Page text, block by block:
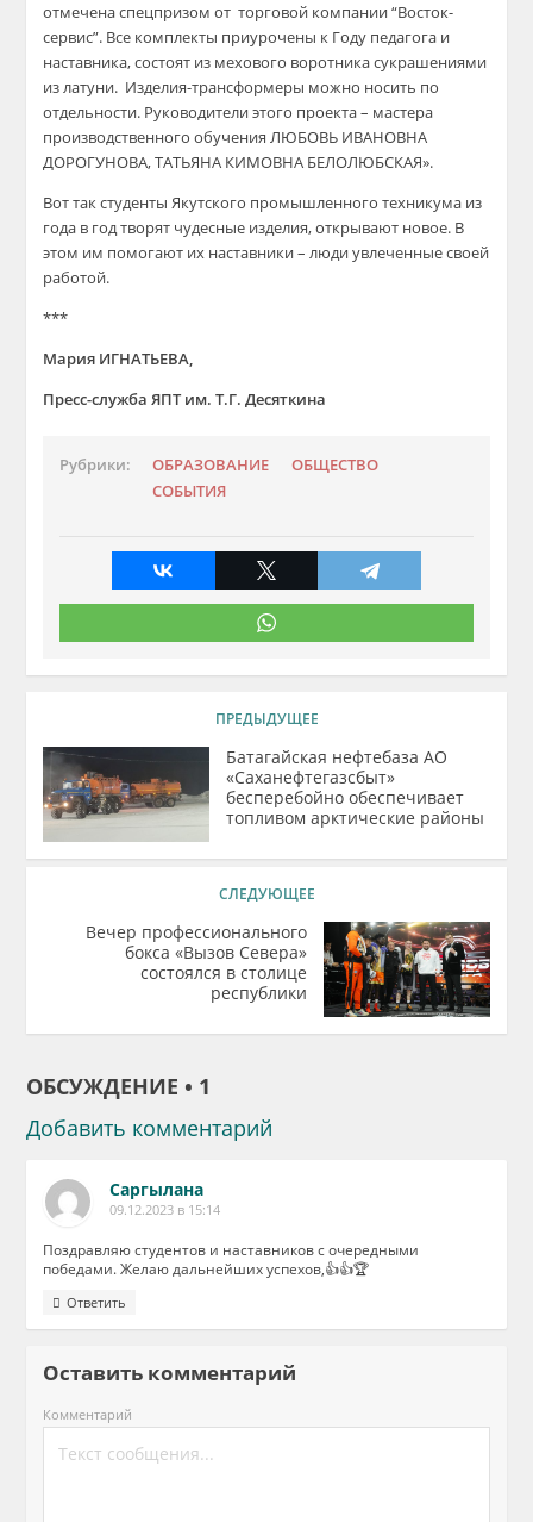
отмеченаспецпризом от торговой компании “Восток-
сервис”. Все комплекты приурочены к Году педагога и
наставника, состоят из мехового воротника сукрашениями
из латуни. Изделия-трансформеры можно носить по
отдельности. Руководители этого проекта – мастера
производственного обучения ЛЮБОВЬ ИВАНОВНА
ДОРОГУНОВА, ТАТЬЯНА КИМОВНА БЕЛОЛЮБСКАЯ».
Вот так студенты Якутского промышленного техникума из
года в год творят чудесные изделия, открывают новое. В
этом им помогают их наставники –людиувлеченные своей
работой.
***
Мария ИГНАТЬЕВА,
Пресс-служба ЯПТ им. Т.Г. Десяткина
Рубрики: ОБРАЗОВАНИЕ
ОБЩЕСТВО
СОБЫТИЯ
ПРЕДЫДУЩЕЕ
Батагайская нефтебаза АО
«Саханефтегазсбыт»
бесперебойно обеспечивает
топливом арктические районы
СЛЕДУЮЩЕЕ
Вечер профессионального
бокса «Вызов Севера»
состоялся в столице
республики
ОБСУЖДЕНИЕ • 1
Добавить комментарий
Саргылана
09.12.2023 в 15:14
Поздравляю студентов и наставников с очередными
победами. Желаю дальнейших успехов,👍👍🏆
Ответить
Оставить комментарий
Комментарий